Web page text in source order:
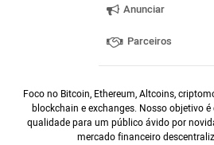
Anunciar
Parceiros
Foco no Bitcoin, Ethereum, Altcoins,
blockchain e exchanges. Nosso objetivo
qualidade para um público ávido por
mercado financeiro